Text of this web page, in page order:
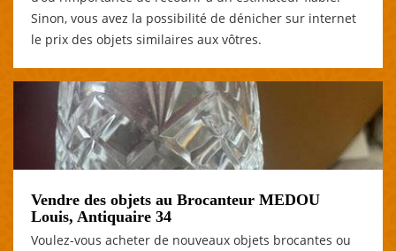
Sinon, vous avez la possibilité de dénicher sur internet
le prix des objets similaires aux vôtres.
Vendre des objets au Brocanteur MEDOU
Louis, Antiquaire 34
Voulez-vous acheter de nouveaux objets brocantes ou